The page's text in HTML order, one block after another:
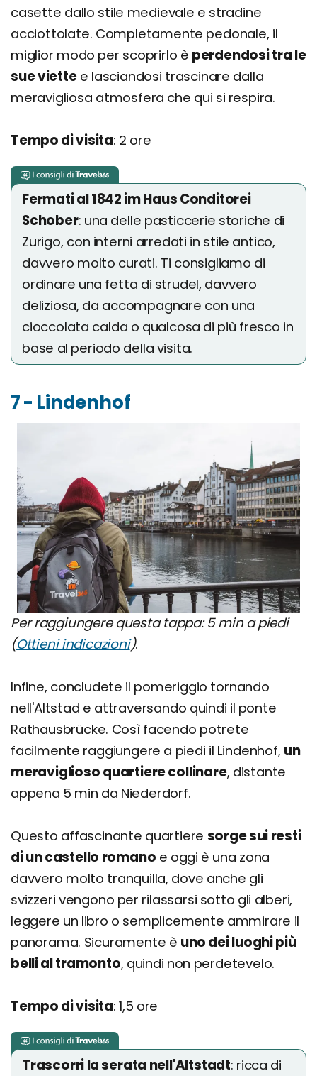
casette dallo stile medievale e stradine
acciottolate. Completamente pedonale, il
miglior modo per scoprirlo è perdendosi tra le
sue viettee lasciandosi trascinare dalla
meravigliosa atmosfera che qui si respira.
Tempo di visita: 2 ore
Fermati al 1842 im Haus Conditorei
Schober: una delle pasticcerie storiche di
Zurigo, con interni arredati in stile antico,
davvero molto curati. Ti consigliamo di
ordinare una fetta di strudel, davvero
deliziosa, da accompagnare con una
cioccolata calda o qualcosa di più fresco in
base al periodo della visita.
7 - Lindenhof
Per raggiungere questa tappa: 5 min a piedi
(Ottieni indicazioni).
Infine, concludete il pomeriggio tornando
nell'Altstad e attraversando quindi il ponte
Rathausbrücke. Così facendo potrete
facilmente raggiungere a piedi il Lindenhof, un
meraviglioso quartiere collinare, distante
appena 5 min da Niederdorf.
Questo affascinante quartiere sorge sui resti
di un castello romano e oggi è una zona
davvero molto tranquilla, dove anche gli
svizzeri vengono per rilassarsi sotto gli alberi,
leggere un libro o semplicemente ammirare il
panorama. Sicuramente è uno dei luoghi più
belli al tramonto, quindi non perdetevelo.
Tempo di visita: 1,5 ore
Trascorri la serata nell'Altstadt: ricca di